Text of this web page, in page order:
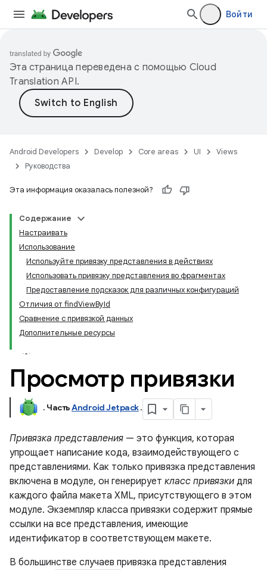
Войти
Эта страница переведена с помощью Cloud
Translation API.
Android Developers Develop Core areas UI
Views
Руководства
Эта информация оказалась полезной?
Содержание
Настраивать
Использование
Используйте привязку представления в действиях
Использовать привязку представления во фрагментах
Предоставление подсказок для различных конфигураций
Отличия от findViewById
Сравнение с привязкой данных
Дополнительные ресурсы
Просмотр привязки
. ЧастьAndroid Jetpack.
Привязка представления — это функция, которая
упрощает написание кода, взаимодействующего с
представлениями. Как только привязка представления
включена в модуле, он генерирует класс привязки для
каждого файла макета XML, присутствующего в этом
модуле. Экземпляр класса привязки содержит прямые
ссылки на все представления, имеющие
идентификатор в соответствующем макете.
В большинстве случаев привязка представления